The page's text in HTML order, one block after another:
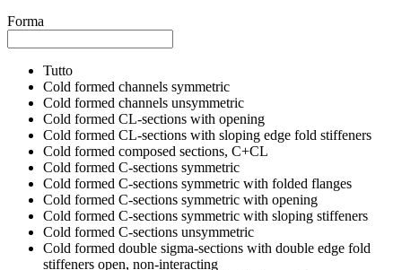
Forma
Tutto
Cold formed channels symmetric
Cold formed channels unsymmetric
Cold formed CL-sections with opening
Cold formed CL-sections with sloping edge fold stiffeners
Cold formed composed sections, C+CL
Cold formed C-sections symmetric
Cold formed C-sections symmetric with folded flanges
Cold formed C-sections symmetric with opening
Cold formed C-sections symmetric with sloping stiffeners
Cold formed C-sections unsymmetric
Cold formed double sigma-sections with double edge fold
stiffeners open, non-interacting